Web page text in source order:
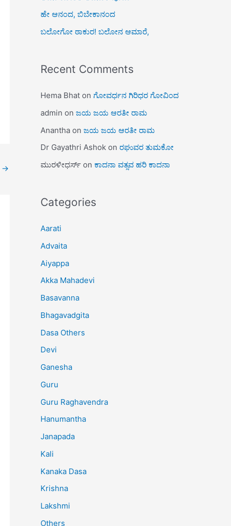
→
ಹೇ ಆನಂದ, ಬಿಬೇಕಾನಂದ
ಬಲೋಗೋ ಠಾಕುರ! ಬಲೋನ ಆಮಾರೆ,
Recent Comments
Hema Bhat on ಗೋವರ್ಧನ ಗಿರಿಧರ ಗೋವಿಂದ
admin on ಜಯ ಜಯ ಆರತೀ ರಾಮ
Anantha on ಜಯ ಜಯ ಆರತೀ ರಾಮ
Dr Gayathri Ashok on ರಘುವರ ತುಮಕೋ
ಮುರಳೀಧರ್ಸ್ on ಕಾದನಾ ವತ್ಸವ ಹರಿ ಕಾದನಾ
Categories
Aarati
Advaita
Aiyappa
Akka Mahadevi
Basavanna
Bhagavadgita
Dasa Others
Devi
Ganesha
Guru
Guru Raghavendra
Hanumantha
Janapada
Kali
Kanaka Dasa
Krishna
Lakshmi
Others